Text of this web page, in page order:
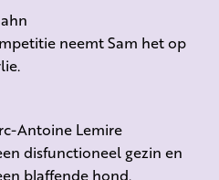
neemt Sam het op
Antoine Lemire
disfunctioneel gezin en
blaffende hond.